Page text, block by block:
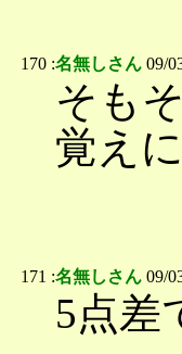
170 :名無しさん 09/
そも
覚え
171 :名無しさん 09/
5点差